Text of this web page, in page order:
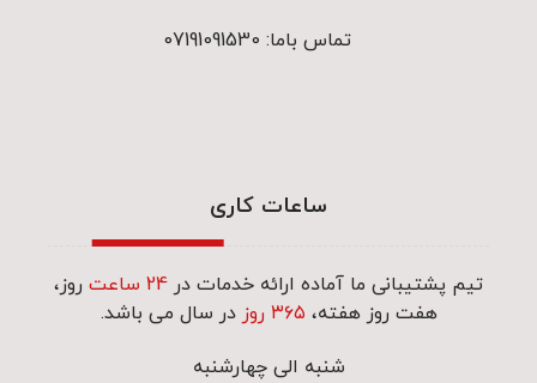
تماس باما: 07191091530
ساعات کاری
تیم پشتیبانی ما آماده ارائه خدمات در 24 ساعت
روز،
هفت روز هفته، ۳۶۵ روز در سال می باشد.
شنبه الی چهارشنبه